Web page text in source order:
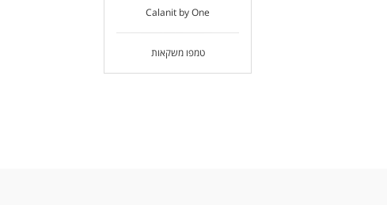
Calanit by One
טמפו משקאות